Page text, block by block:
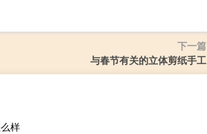
下一篇
与春节有关的立体剪纸手工
样